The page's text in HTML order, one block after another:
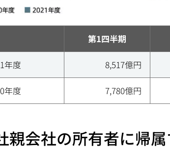
第1四半期
年度 8,517億円
年度 7,780億円
親会社の所有者に帰属